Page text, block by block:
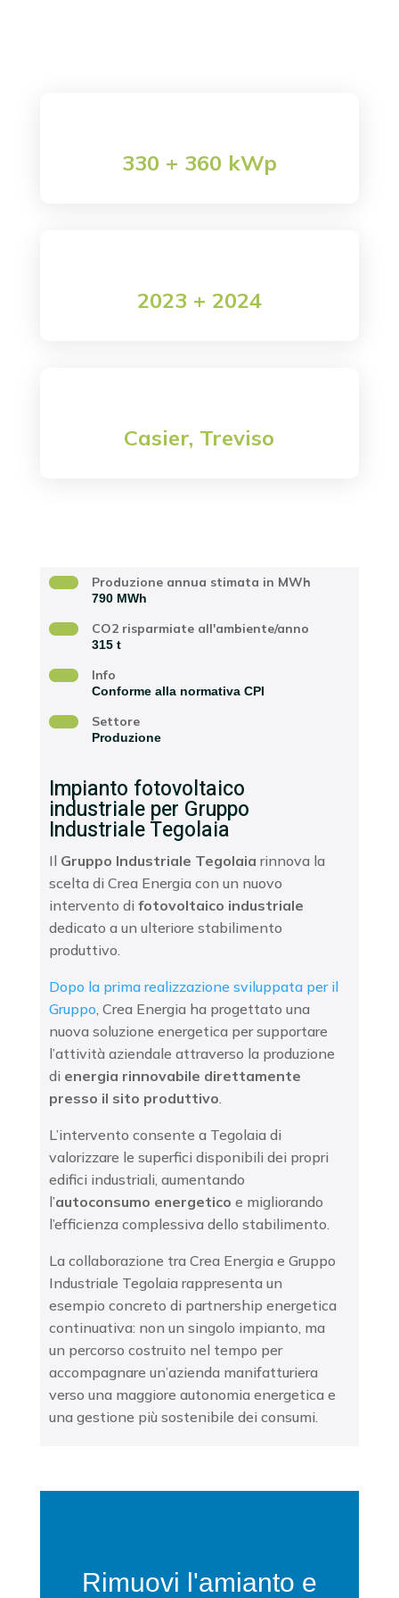
330 + 360 kWp
2023 + 2024
Casier, Treviso
Produzione annua stimata in MWh
790 MWh
CO2 risparmiate all'ambiente/anno
315 t
Info
Conforme alla normativa CPI
Settore
Produzione
Impianto fotovoltaico
industriale per Gruppo
Industriale Tegolaia
Il Gruppo Industriale Tegolaia rinnova la
scelta di Crea Energia con un nuovo
intervento di fotovoltaico industriale
dedicato a un ulteriore stabilimento
produttivo.
Dopo la prima realizzazione sviluppata per il
Gruppo, Crea Energia ha progettato una
nuova soluzione energetica per supportare
l’attività aziendale attraverso la produzione
di energia rinnovabile direttamente
presso il sito produttivo.
L’intervento consente a Tegolaia di
valorizzare le superfici disponibili dei propri
edifici industriali, aumentando
l’autoconsumo energetico e migliorando
l’efficienza complessiva dello stabilimento.
La collaborazione tra Crea Energia e Gruppo
Industriale Tegolaia rappresenta un
esempio concreto di partnership energetica
continuativa: non un singolo impianto, ma
un percorso costruito nel tempo per
accompagnare un’azienda manifatturiera
verso una maggiore autonomia energetica e
una gestione più sostenibile dei consumi.
Rimuovi l'amianto e